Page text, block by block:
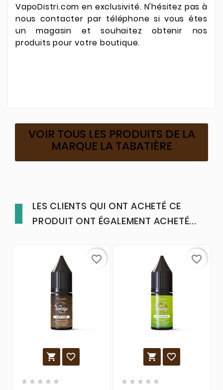
VapoDistri.com en exclusivité. N'hésitez pas à
nous contacter par téléphone si vous êtes
un magasin et souhaitez obtenir nos
produits pour votre boutique.
VOIR TOUS LES PRODUITS DE LA
MARQUE LA TABATIÈRE
LES CLIENTS QUI ONT ACHETÉ CE
PRODUIT ONT ÉGALEMENT ACHETÉ...
 
    
favorite_border
 
    
favorite_border